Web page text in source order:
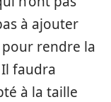
à ajouter
rendre la
faudra
à la taille